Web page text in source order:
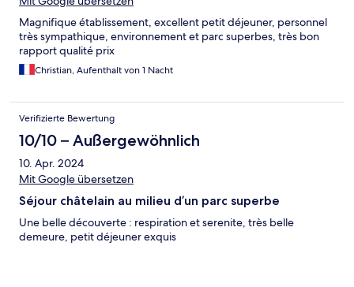
Magnifique établissement, excellent petit déjeuner, personnel
très sympathique, environnement et parc superbes, très bon
rapport qualité prix
Christian, Aufenthalt von 1 Nacht
Verifizierte Bewertung
10/10 – Außergewöhnlich
10. Apr. 2024
Mit Google übersetzen
Séjour châtelain au milieu d’un parc superbe
Une belle découverte : respiration et serenite, très belle
demeure, petit déjeuner exquis